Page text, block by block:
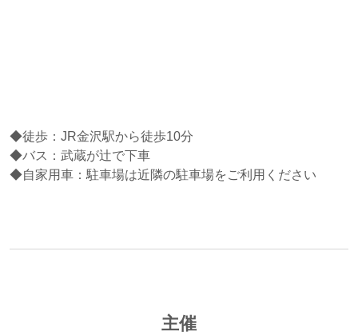
◆徒歩：JR金沢駅から徒歩10分
◆バス：武蔵が辻で下車
◆自家用車：駐車場は近隣の駐車場をご利用ください
主催